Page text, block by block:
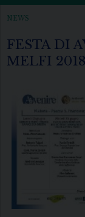
NEWS
FESTA DI
MELFI 2018